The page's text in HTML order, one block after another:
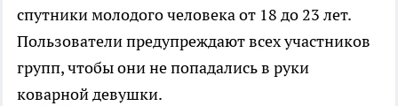
спутники молодого человека от 18 до 23 лет.
Пользователи предупреждают всех участников
групп, чтобы они не попадались в руки
коварной девушки.